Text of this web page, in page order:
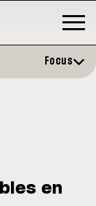
Focus
en